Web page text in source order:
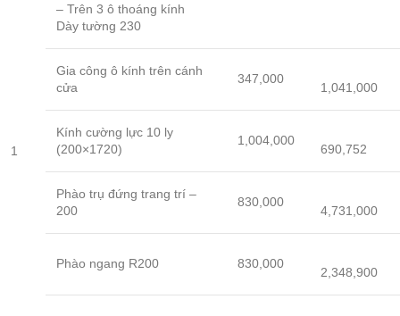
1
– Trên 3 ô thoáng kính
Dày tường 230
Gia công ô kính trên cánh
cửa
347,000
1,041,000
Kính cường lực 10 ly
(200×1720)
1,004,000
690,752
Phào trụ đứng trang trí –
200
830,000
4,731,000
Phào ngang R200 830,000
2,348,900